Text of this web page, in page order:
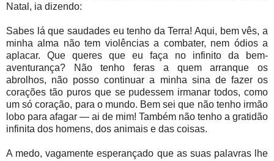
Natal, ia dizendo:
Sabes lá que saudades eu tenho da Terra! Aqui, bem vês, a
minha alma não tem violências a combater, nem ódios a
aplacar. Que queres que eu faça no infinito da bem-
aventurança? Não tenho feras a quem arranque os
abrolhos, não posso continuar a minha sina de fazer os
corações tão puros que se pudessem irmanar todos, como
um só coração, para o mundo. Bem sei que não tenho irmão
lobo para afagar — ai de mim! Também não tenho a gratidão
infinita dos homens, dos animais e das coisas.
A medo, vagamente esperançado que as suas palavras lhe